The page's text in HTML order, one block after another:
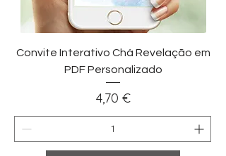
Convite Interativo Chá Revelação em
PDF Personalizado
Preço
4,70 €